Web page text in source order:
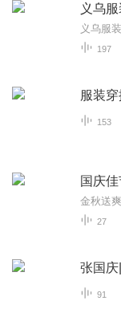
义乌
义乌服
197
服装
153
国庆
27
张国
91